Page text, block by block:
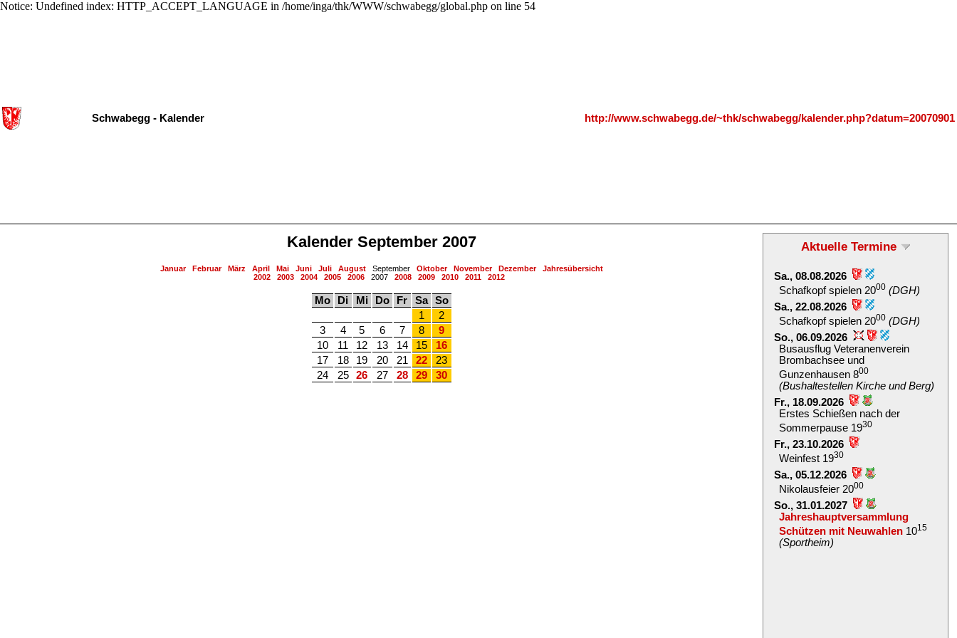
Notice: Undefined index: HTTP_ACCEPT_LANGUAGE in /home/inga/thk/WWW/schwabegg/global.php on line 54
Schwabegg - Kalender http://www.schwabegg.de/~thk/schwabegg/kalender.php?datum=20070901
Kalender September 2007
Januar Februar März April Mai Juni Juli AugustSeptember Oktober November Dezember
Jahresübersicht
2002
2003 2004 2005 2006 2007 2008 2009 2010 2011 2012
Mo Di Mi Do Fr Sa
So
1
2
3
4 5 6 7 8
9
10
11 12 13 14 15
16
17
18 19 20 21 22
23
24
25 26 27 28 29 30
Aktuelle Termine
Sa., 08.08.2026
Schafkopf spielen 2000 (DGH)
Sa., 22.08.2026
Schafkopf spielen 2000 (DGH)
So., 06.09.2026
Busausflug Veteranenverein
Brombachsee und
Gunzenhausen 800
(Bushaltestellen Kirche und Berg)
Fr., 18.09.2026
Erstes Schießen nach der
Sommerpause 1930
Fr., 23.10.2026
Weinfest 1930
Sa., 05.12.2026
Nikolausfeier 2000
So., 31.01.2027
Jahreshauptversammlung
Schützen mit Neuwahlen1015
(Sportheim)